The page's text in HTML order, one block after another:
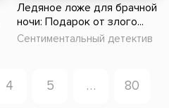
Ледяное ложе для брачной
ночи: Подарок от злого...
Сентиментальный детектив
4 5 … 80